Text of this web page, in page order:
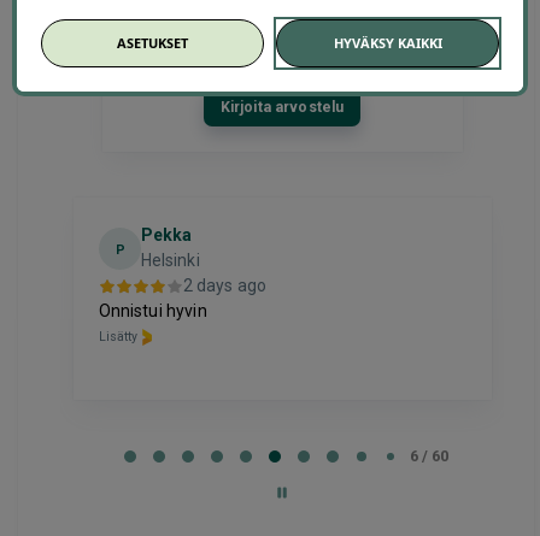
4.14663 arvostelua
Kirjoita arvostelu
E
El
2 days ago
Hyvä
Lisätty
7 / 60
ASETUKSET HYVÄKSY KAIKKI